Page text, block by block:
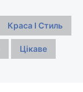
Краса І Стиль
Цікаве